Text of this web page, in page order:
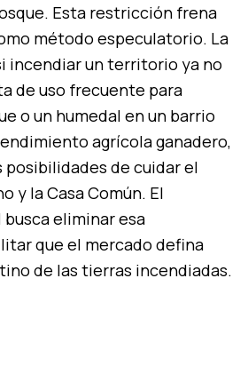
Esta restricción frena
método especulatorio. La
incendiar un territorio ya no
de uso frecuente para
o un humedal en un barrio
agrícola ganadero,
posibilidades de cuidar el
y la Casa Común. El
eliminar esa
que el mercado defina
de las tierras incendiadas.